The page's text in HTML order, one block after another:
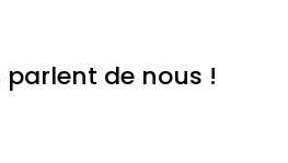
parlent de nous !